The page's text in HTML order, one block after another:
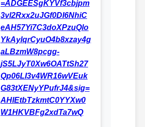
=ADGEESgKYVf3cbjpm
3vl2Rxx2uJGf0DI6NhiC
eAH57Yi7C3doXPzuQlo
YkAylqrCyuO4b8xzay4g
aLBzmW8pcgg-
jS5LJyT0Xw6OATtSh27
Qp06LI3v4WR16wVEuk
G83tXENyYPufrJ4&sig=
AHIEtbTzkmtC0YYXw0
W1HKVBFg2xdTa7wQ